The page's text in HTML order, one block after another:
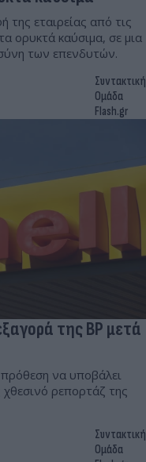
της εταιρείας από τις
ορυκτά καύσιμα, σε μια
των επενδυτών.
Συντακτική
Ομάδα
Flash.gr
της BP μετά
πρόθεση να υποβάλει
ρεπορτάζ της
Συντακτική
Ομάδα